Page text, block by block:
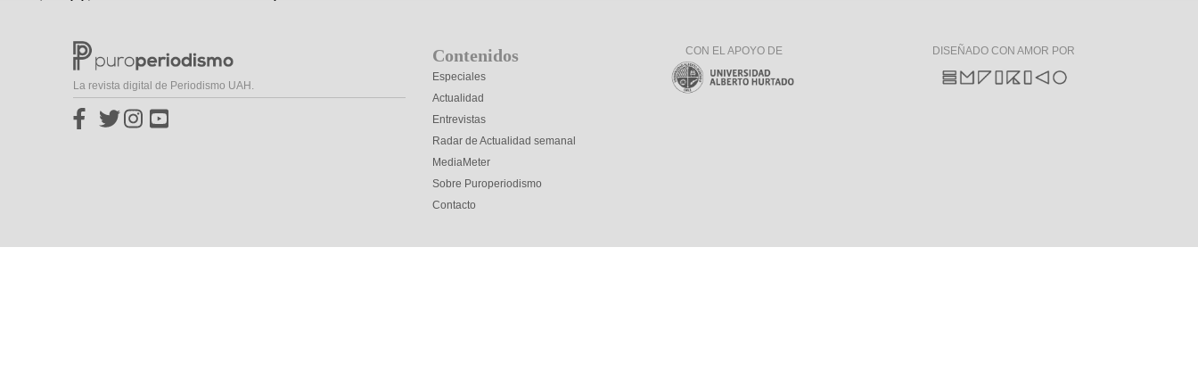
La revista digital de Periodismo UAH.
Contenidos
Especiales
Actualidad
Entrevistas
Radar de Actualidad semanal
MediaMeter
Sobre Puroperiodismo
Contacto
CON EL APOYO DE DISEÑADO CON AMOR POR